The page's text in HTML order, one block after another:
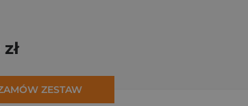
zł
ZESTAW